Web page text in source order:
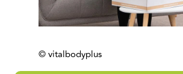
© vitalbodyplus